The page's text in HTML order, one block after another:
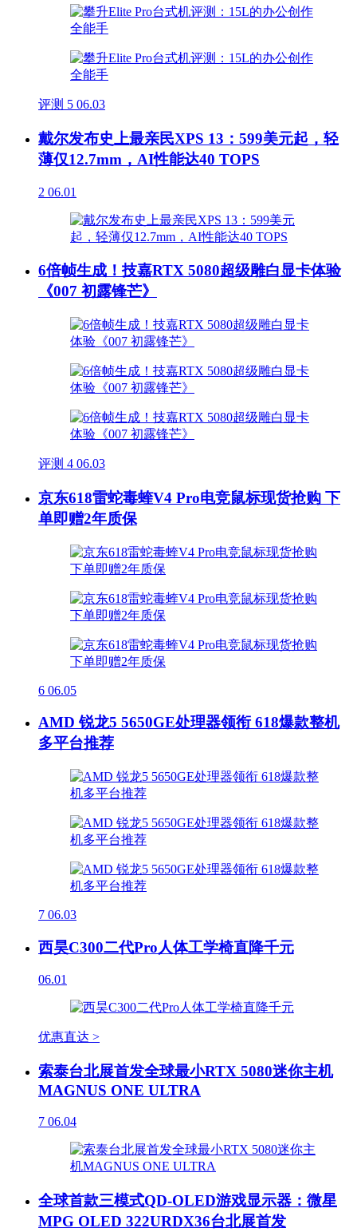
评测 5 06.03
戴尔发布史上最亲民XPS 13：599美元起，轻
薄仅12.7mm，AI性能达40 TOPS
2 06.01
6倍帧生成！技嘉RTX 5080超级雕白显卡体验
《007 初露锋芒》
评测 4 06.03
京东618雷蛇毒蝰V4 Pro电竞鼠标现货抢购 下
单即赠2年质保
6 06.05
AMD 锐龙5 5650GE处理器领衔 618爆款整机
多平台推荐
7 06.03
西昊C300二代Pro人体工学椅直降千元
06.01
优惠直达 >
索泰台北展首发全球最小RTX 5080迷你主机
MAGNUS ONE ULTRA
7 06.04
全球首款三模式QD-OLED游戏显示器：微星
MPG OLED 322URDX36台北展首发